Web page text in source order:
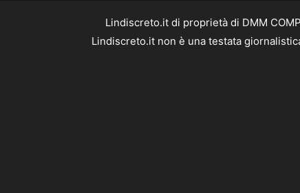
Lindiscreto.it di proprietà di DMM
Lindiscreto.it non è una testata